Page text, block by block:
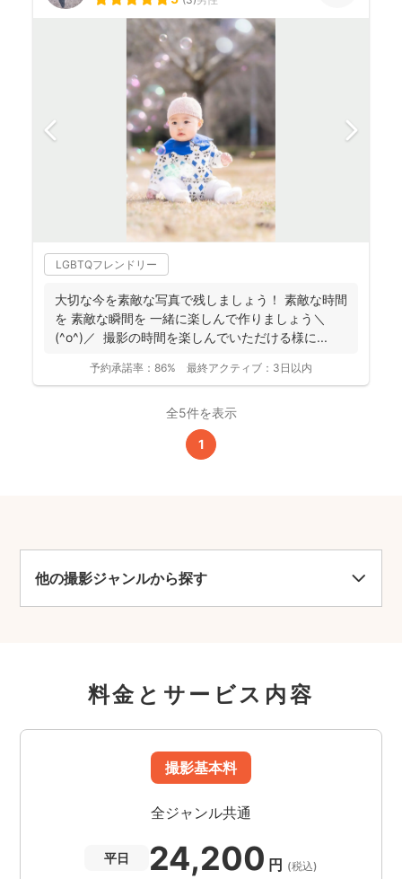
LGBTQフレンドリー
大切な今を素敵な写真で残しましょう！ 素敵な時間
を 素敵な瞬間を 一緒に楽しんで作りましょう＼
(^o^)／ 撮影の時間を楽しんでいただける様に...
予約承諾率： 86% 最終アクティブ： 3日以内
全5件を表示
1
他の撮影ジャンルから探す
料金とサービス内容
撮影基本料
全ジャンル共通
平日 24,200 円 (税込)